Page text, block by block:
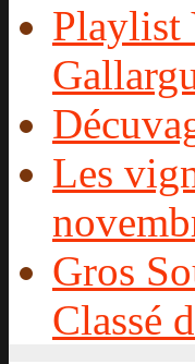
Playlist
Les
Gros
Classé